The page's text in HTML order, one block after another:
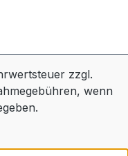
zzgl.
wenn